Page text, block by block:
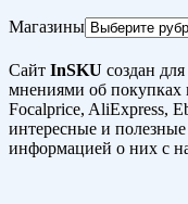
Магазины
Сайт InSKU создан
мнениями об покупках
Focalprice, AliExpress,
интересные и
информацией о них с